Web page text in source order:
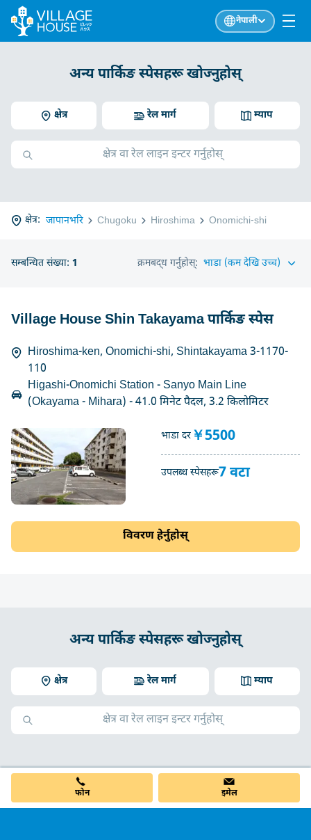
नेपाली
अन्य पार्किङ स्पेसहरू खोज्नुहोस्
क्षेत्र म्याप
रेल मार्ग
क्षेत्र: जापानभरि Chugoku Hiroshima Onomichi-shi
सम्बन्धित संख्या: 1 क्रमबद्ध गर्नुहोस्:
Village House Shin Takayama पार्किङ स्पेस
Hiroshima-ken, Onomichi-shi, Shintakayama 3-1170-
110
Higashi-Onomichi Station - Sanyo Main Line
(Okayama - Mihara) - 41.0 मिनेट पैदल, 3.2 किलोमिटर
भाडा दर ￥5500
उपलब्ध स्पेसहरू7 वटा
विवरण हेर्नुहोस्
अन्य पार्किङ स्पेसहरू खोज्नुहोस्
क्षेत्र म्याप
रेल मार्ग
फोन इमेल